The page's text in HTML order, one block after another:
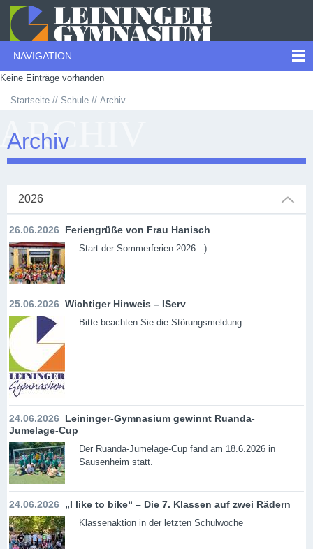
NAVIGATION
Keine Einträge vorhanden
Startseite Schule Archiv
Archiv
2026
26.06.2026 Feriengrüße von Frau Hanisch
Start der Sommerferien 2026 :-)
25.06.2026 Wichtiger Hinweis – IServ
Bitte beachten Sie die Störungsmeldung.
24.06.2026 Leininger-Gymnasium gewinnt Ruanda-
Jumelage-Cup
Der Ruanda-Jumelage-Cup fand am 18.6.2026 in
Sausenheim statt.
24.06.2026 „I like to bike“ – Die 7. Klassen auf zwei Rädern
Klassenaktion in der letzten Schulwoche